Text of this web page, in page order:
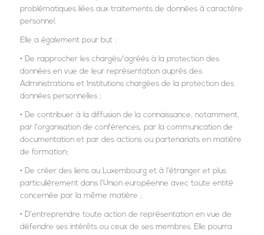
problématiques liées aux traitements de données à caractère
personnel.
Elle a également pour but :
• De rapprocher les chargés/agréés à la protection des
données en vue de leur représentation auprès des
Administrations et Institutions chargées de la protection des
données personnelles ;
• De contribuer à la diffusion de la connaissance, notamment,
par l’organisation de conférences, par la communication de
documentation et par des actions ou partenariats en matière
de formation;
• De créer des liens au Luxembourg et à l’étranger et plus
particulièrement dans l’Union européenne avec toute entité
concernée par la même matière ;
• D’entreprendre toute action de représentation en vue de
défendre ses intérêts ou ceux de ses membres. Elle pourra